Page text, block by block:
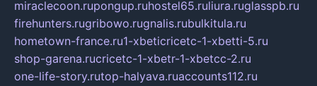
miraclecoon.rupongup.ruhostel65.ruliura.ruglasspb.ru
firehunters.rugribowo.rugnalis.rubulkitula.ru
hometown-france.ru1-xbeticricetc-1-xbetti-5.ru
shop-garena.rucricetc-1-xbetr-1-xbetcc-2.ru
one-life-story.rutop-halyava.ruaccounts112.ru